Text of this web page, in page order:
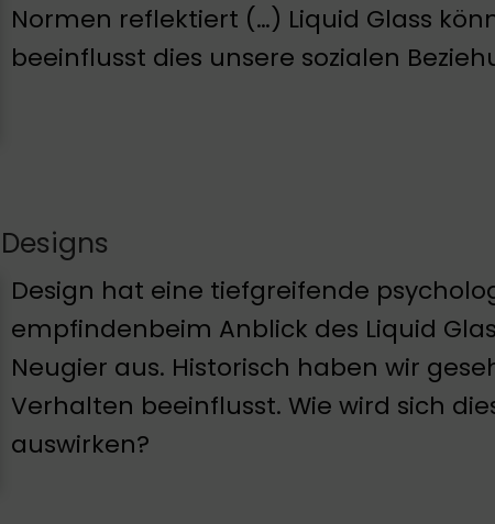
Normen reflektiert (…) Liquid Glass
beeinflusst dies unsere sozialen
Design hat eine tiefgreifende
empfindenbeim Anblick des Liquid
Neugier aus. Historisch haben wir
Verhalten beeinflusst. Wie wird sich
auswirken?